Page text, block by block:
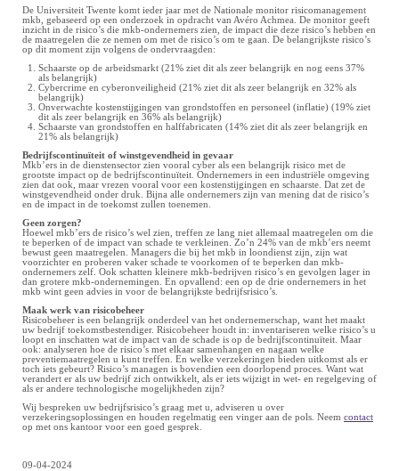
De Universiteit Twente komt ieder jaar met de Nationale monitor risicomanagement
mkb, gebaseerd op een onderzoek in opdracht van Avéro Achmea. De monitor geeft
inzicht in de risico’s die mkb-ondernemers zien, de impact die deze risico’s hebben en
de maatregelen die ze nemen om met de risico’s om te gaan. De belangrijkste risico’s
op dit moment zijn volgens de ondervraagden:
Schaarste op de arbeidsmarkt (21% ziet dit als zeer belangrijk en nog eens 37%
als belangrijk)
Cybercrime en cyberonveiligheid (21% ziet dit als zeer belangrijk en 32% als
belangrijk)
Onverwachte kostenstijgingen van grondstoffen en personeel (inflatie) (19% ziet
dit als zeer belangrijk en 36% als belangrijk)
Schaarste van grondstoffen en halffabricaten (14% ziet dit als zeer belangrijk en
21% als belangrijk)
Bedrijfscontinuïteit of winstgevendheid in gevaar
Mkb’ers in de dienstensector zien vooral cyber als een belangrijk risico met de
grootste impact op de bedrijfscontinuïteit. Ondernemers in een industriële omgeving
zien dat ook, maar vrezen vooral voor een kostenstijgingen en schaarste. Dat zet de
winstgevendheid onder druk. Bijna alle ondernemers zijn van mening dat de risico’s
en de impact in de toekomst zullen toenemen.
Geen zorgen?
Hoewel mkb’ers de risico’s wel zien, treffen ze lang niet allemaal maatregelen om die
te beperken of de impact van schade te verkleinen. Zo’n 24% van de mkb’ers neemt
bewust geen maatregelen. Managers die bij het mkb in loondienst zijn, zijn wat
voorzichter en proberen vaker schade te voorkomen of te beperken dan mkb-
ondernemers zelf. Ook schatten kleinere mkb-bedrijven risico’s en gevolgen lager in
dan grotere mkb-ondernemingen. En opvallend: een op de drie ondernemers in het
mkb wint geen advies in voor de belangrijkste bedrijfsrisico’s.
Maak werk van risicobeheer
Risicobeheer is een belangrijk onderdeel van het ondernemerschap, want het maakt
uw bedrijf toekomstbestendiger. Risicobeheer houdt in: inventariseren welke risico’s u
loopt en inschatten wat de impact van de schade is op de bedrijfscontinuïteit. Maar
ook: analyseren hoe de risico’s met elkaar samenhangen en nagaan welke
preventiemaatregelen u kunt treffen. En welke verzekeringen bieden uitkomst als er
toch iets gebeurt? Risico’s managen is bovendien een doorlopend proces. Want wat
verandert er als uw bedrijf zich ontwikkelt, als er iets wijzigt in wet- en regelgeving of
als er andere technologische mogelijkheden zijn?
Wij bespreken uw bedrijfsrisico’s graag met u, adviseren u over
verzekeringsoplossingen en houden regelmatig een vinger aan de pols. Neem contact
op met ons kantoor voor een goed gesprek.
09-04-2024